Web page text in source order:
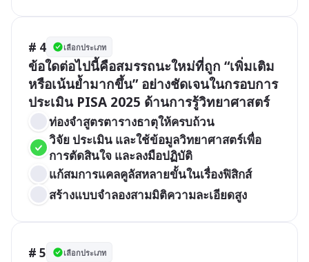
# 4 เลือกประเภท
ข้อใดต่อไปนี้คือสมรรถนะใหม่ที่ถูก “เพิ่มเติม
หรือเน้นย้ำมากขึ้น” อย่างชัดเจนในกรอบการ
ประเมิน PISA 2025 ด้านการรู้วิทยาศาสตร์
ท่องจำสูตรตารางธาตุให้ครบถ้วน
วิจัย ประเมิน และใช้ข้อมูลวิทยาศาสตร์เพื่อ
การตัดสินใจ และลงมือปฏิบัติ
แก้สมการแคลคูลัสหลายขั้นในเรื่องฟิสิกส์
สร้างแบบจำลองสามมิติความละเอียดสูง
# 5 เลือกประเภท